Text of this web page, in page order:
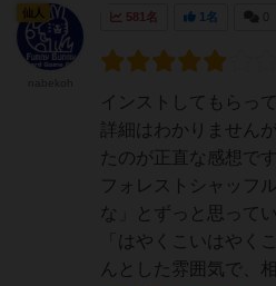
581名 1名
インストしてもらっ
詳細はわかりません
たのが正直な感想で
フォレストシャッフ
な」とずっと思って
「はやくこいはやく
んとした雰囲気で、
仙人